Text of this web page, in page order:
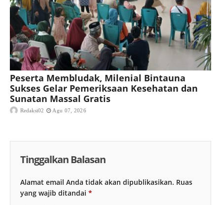
Peserta Membludak, Milenial Bintauna
Sukses Gelar Pemeriksaan Kesehatan dan
Sunatan Massal Gratis
Redaksi02 Agu 07, 2026
Tinggalkan Balasan
Alamat email Anda tidak akan dipublikasikan. Ruas
yang wajib ditandai *